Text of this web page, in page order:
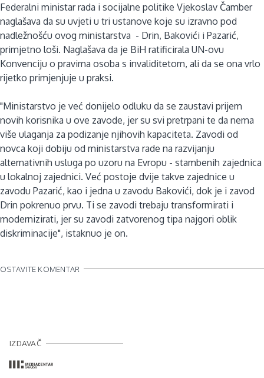
Federalni ministar rada i socijalne politike Vjekoslav Čamber
naglašava da su uvjeti u tri ustanove koje su izravno pod
nadležnošću ovog ministarstva - Drin, Bakovići i Pazarić,
primjetno loši. Naglašava da je BiH ratificirala UN-ovu
Konvenciju o pravima osoba s invaliditetom, ali da se ona vrlo
rijetko primjenjuje u praksi.
"Ministarstvo je već donijelo odluku da se zaustavi prijem
novih korisnika u ove zavode, jer su svi pretrpani te da nema
više ulaganja za podizanje njihovih kapaciteta. Zavodi od
novca koji dobiju od ministarstva rade na razvijanju
alternativnih usluga po uzoru na Evropu - stambenih zajednica
u lokalnoj zajednici. Već postoje dvije takve zajednice u
zavodu Pazarić, kao i jedna u zavodu Bakovići, dok je i zavod
Drin pokrenuo prvu. Ti se zavodi trebaju transformirati i
modernizirati, jer su zavodi zatvorenog tipa najgori oblik
diskriminacije", istaknuo je on.
OSTAVITE KOMENTAR
IZDAVAČ